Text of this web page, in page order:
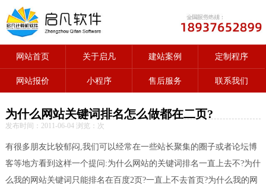
网站首页 关于启凡 建站案例 定制程序
网站报价 小程序 售后服务 联系我们
为什么网站关键词排名怎么做都在二页?
发布时间：2011-06-04 浏览： 次
有很多朋友比较郁闷,我们可以经常在一些站长聚集的圈子或者论坛博
客等地方看到这样一个提问:为什么网站的关键词排名一直上去不?为什
么我的网站关键词只能排名在百度2页?一直上不去首页?为什么我的网